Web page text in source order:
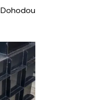
Dohodou